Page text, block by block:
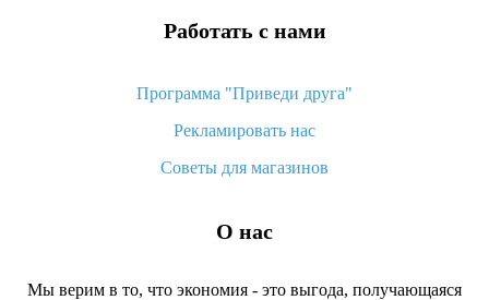
Работать с нами
Программа "Приведи друга"
Рекламировать нас
Советы для магазинов
О нас
Мы верим в то, что экономия - это выгода, получающаяся